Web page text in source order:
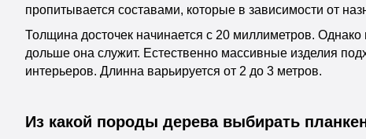
пропитывается составами, которые в зависимости от
Толщина досточек начинается с 20 миллиметров.
дольше она служит. Естественно массивные изделия
интерьеров. Длинна варьируется от 2 до 3 метров.
Из какой породы дерева выбирать